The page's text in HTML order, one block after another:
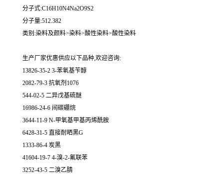
分子式:C16H10N4Na2O9S2
分子量:512.382
类别:染料及颜料>染料>酸性染料>酸性染料
生产厂家优惠供应以下品种,欢迎咨询:
13826-35-2 3-苯氧基苄醇
2082-79-3 抗氧剂1076
544-02-5 二异戊基硫醚
16986-24-6 间碳硼烷
3644-11-9 N-甲氧基甲基丙烯酰胺
6428-31-5 直接耐晒黑G
1333-86-4 炭黑
41604-19-7 4-溴-2-氟联苯
3252-43-5 二溴乙腈